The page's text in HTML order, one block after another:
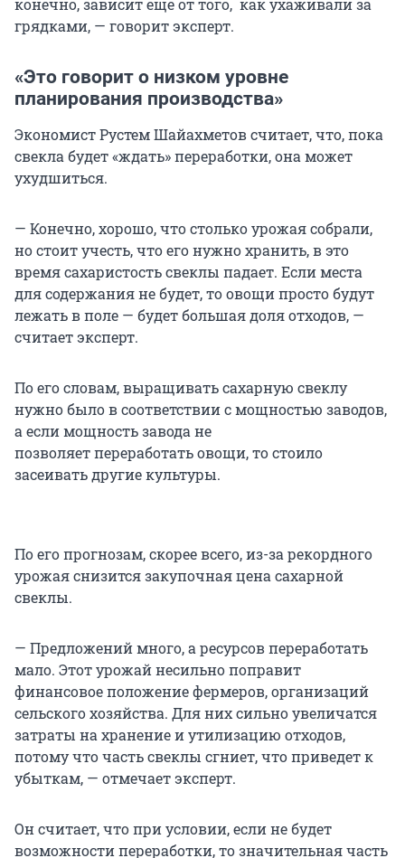
конечно, зависит еще от того, как ухаживали за
грядками, — говорит эксперт.
«Это говорит о низком уровне
планирования производства»
Экономист Рустем Шайахметов считает, что, пока
свекла будет «ждать» переработки, она может
ухудшиться.
— Конечно, хорошо, что столько урожая собрали,
но стоит учесть, что его нужно хранить, в это
время сахаристость свеклы падает. Если места
для содержания не будет, то овощи просто будут
лежать в поле — будет большая доля отходов, —
считает эксперт.
По его словам, выращивать сахарную свеклу
нужно было в соответствии с мощностью заводов,
а если мощность завода не
позволяет переработать овощи, то стоило
засеивать другие культуры.
По его прогнозам, скорее всего, из-за рекордного
урожая снизится закупочная цена сахарной
свеклы.
— Предложений много, а ресурсов переработать
мало. Этот урожай несильно поправит
финансовое положение фермеров, организаций
сельского хозяйства. Для них сильно увеличатся
затраты на хранение и утилизацию отходов,
потому что часть свеклы сгниет, что приведет к
убыткам, — отмечает эксперт.
Он считает, что при условии, если не будет
возможности переработки, то значительная часть